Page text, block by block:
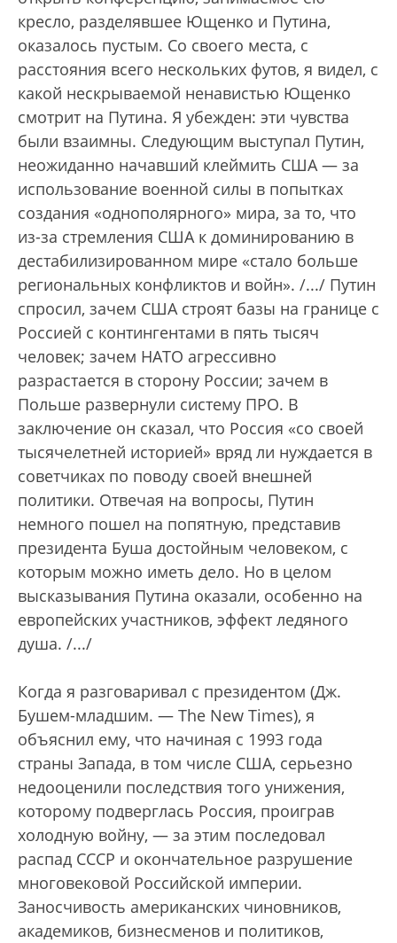
кресло, разделявшее Ющенко и Путина,
оказалось пустым. Со своего места, с
расстояния всего нескольких футов, я видел, с
какой нескрываемой ненавистью Ющенко
смотрит на Путина. Я убежден: эти чувства
были взаимны. Следующим выступал Путин,
неожиданно начавший клеймить США — за
использование военной силы в попытках
создания «однополярного» мира, за то, что
из-за стремления США к доминированию в
дестабилизированном мире «стало больше
региональных конфликтов и войн». /.../ Путин
спросил, зачем США строят базы на границе с
Россией с контингентами в пять тысяч
человек; зачем НАТО агрессивно
разрастается в сторону России; зачем в
Польше развернули систему ПРО. В
заключение он сказал, что Россия «со своей
тысячелетней историей» вряд ли нуждается в
советчиках по поводу своей внешней
политики. Отвечая на вопросы, Путин
немного пошел на попятную, представив
президента Буша достойным человеком, с
которым можно иметь дело. Но в целом
высказывания Путина оказали, особенно на
европейских участников, эффект ледяного
душа. /.../
Когда я разговаривал с президентом (Дж.
Бушем-младшим. — The New Times), я
объяснил ему, что начиная с 1993 года
страны Запада, в том числе США, серьезно
недооценили последствия того унижения,
которому подверглась Россия, проиграв
холодную войну, — за этим последовал
распад СССР и окончательное разрушение
многовековой Российской империи.
Заносчивость американских чиновников,
академиков, бизнесменов и политиков,